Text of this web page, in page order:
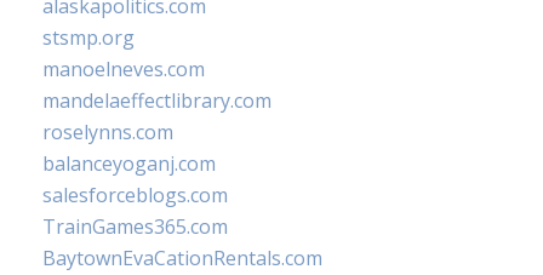
alaskapolitics.com
stsmp.org
manoelneves.com
mandelaeffectlibrary.com
roselynns.com
balanceyoganj.com
salesforceblogs.com
TrainGames365.com
BaytownEvaCationRentals.com